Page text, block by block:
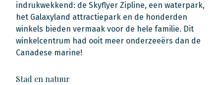
indrukwekkend: de Skyflyer Zipline, een waterpark,
het Galaxyland attractiepark en de honderden
winkels bieden vermaak voor de hele familie. Dit
winkelcentrum had ooit meer onderzeeërs dan de
Canadese marine!
Stad en natuur